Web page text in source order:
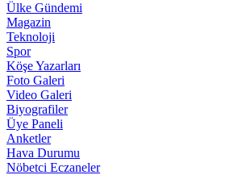
Ülke Gündemi
Magazin
Teknoloji
Spor
Köşe Yazarları
Foto Galeri
Video Galeri
Biyografiler
Üye Paneli
Anketler
Hava Durumu
Nöbetci Eczaneler